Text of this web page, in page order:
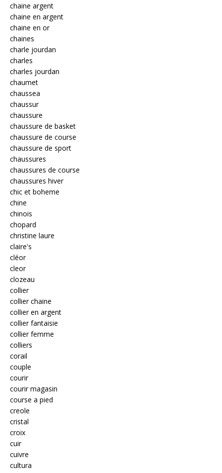
chaine argent
chaine en argent
chaine en or
chaines
charle jourdan
charles
charles jourdan
chaumet
chaussea
chaussur
chaussure
chaussure de basket
chaussure de course
chaussure de sport
chaussures
chaussures de course
chaussures hiver
chic et boheme
chine
chinois
chopard
christine laure
claire's
cléor
cleor
clozeau
collier
collier chaine
collier en argent
collier fantaisie
collier femme
colliers
corail
couple
courir
courir magasin
course a pied
creole
cristal
croix
cuir
cuivre
cultura